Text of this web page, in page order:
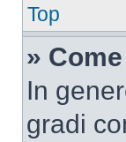
Top
»
In
gradi